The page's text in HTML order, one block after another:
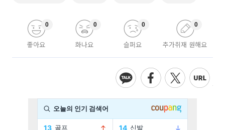
좋아요
0
화나요
0
슬퍼요
0
추가취재 원해요
0